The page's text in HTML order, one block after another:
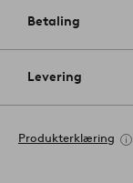
Betaling
Levering
Produkterklæring